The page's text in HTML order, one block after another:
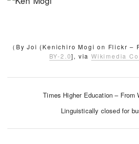
（By Joi (Kenichiro Mogi on Flickr –
BY-2.0], via Wikimedia
Times Higher Education – From
Linguistically closed for